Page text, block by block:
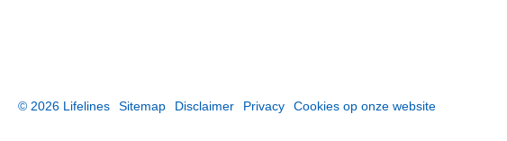
© 2026 Lifelines Sitemap Disclaimer Privacy Cookies op onze website